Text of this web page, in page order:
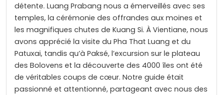
détente. Luang Prabang nous a émerveillés avec ses
temples, la cérémonie des offrandes aux moines et
les magnifiques chutes de Kuang Si. À Vientiane, nous
avons apprécié la visite du Pha That Luang et du
Patuxai, tandis qu’à Paksé, l’excursion sur le plateau
des Bolovens et la découverte des 4000 îles ont été
de véritables coups de cœur. Notre guide était
passionné et attentionné, partageant avec nous des